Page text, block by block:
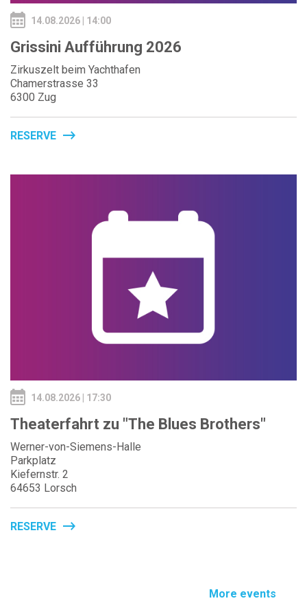
14.08.2026 | 14:00
Grissini Aufführung 2026
Zirkuszelt beim Yachthafen
Chamerstrasse 33
6300 Zug
RESERVE
14.08.2026 | 17:30
Theaterfahrt zu "The Blues Brothers"
Werner-von-Siemens-Halle
Parkplatz
Kiefernstr. 2
64653 Lorsch
RESERVE
More events